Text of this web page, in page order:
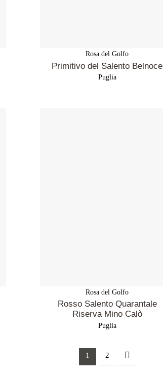
Rosa del Golfo
Primitivo del Salento Belnoce
Puglia
Rosa del Golfo
Rosso Salento Quarantale
Riserva Mino Calò
Puglia
1 2